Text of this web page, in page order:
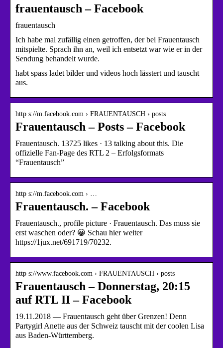
frauentausch – Facebook
frauentausch
Ich habe mal zufällig einen getroffen, der bei Frauentausch
mitspielte. Sprach ihn an, weil ich entsetzt war wie er in der
Sendung behandelt wurde.
habt spass ladet bilder und videos hoch lässtert und tauscht
aus.
http s://m.facebook.com › FRAUENTAUSCH › posts
Frauentausch – Posts – Facebook
Frauentausch. 13725 likes · 13 talking about this. Die
offizielle Fan-Page des RTL 2 – Erfolgsformats
“Frauentausch”
http s://m.facebook.com › …
Frauentausch. – Facebook
Frauentausch., profile picture · Frauentausch. Das muss sie
erst waschen oder? 😀 Schau hier weiter
https://1jux.net/691719/70232.
http s://www.facebook.com › FRAUENTAUSCH › posts
Frauentausch – Donnerstag, 20:15
auf RTL II – Facebook
19.11.2018 — Frauentausch geht über Grenzen! Denn
Partygirl Anette aus der Schweiz tauscht mit der coolen Lisa
aus Baden-Württemberg.